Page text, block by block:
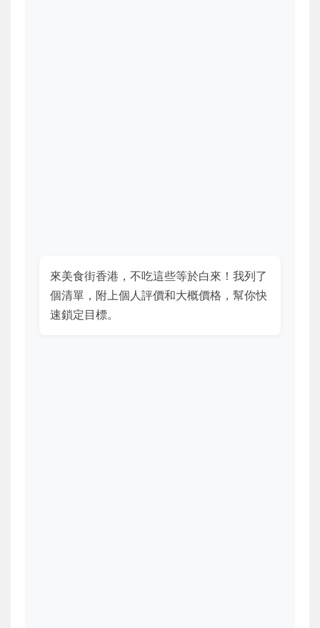
來美食街香港，不吃這些等於白來！我列了
個清單，附上個人評價和大概價格，幫你快
速鎖定目標。